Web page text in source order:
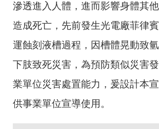
滲透進入人體，進而影響身體其
造成死亡，先前發生光電廠菲律
運蝕刻液槽過程，因槽體晃動致
下肢致死災害，為預防類似災害
業單位災害處置能力，爰設計本
供事業單位宣導使用。